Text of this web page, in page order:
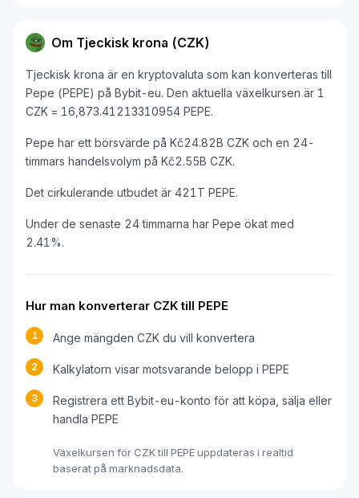
Om Tjeckisk krona (CZK)
Tjeckisk krona är en kryptovaluta som kan konverteras till
Pepe (PEPE) på Bybit-eu. Den aktuella växelkursen är 1
CZK = 16,873.41213310954 PEPE.
Pepe har ett börsvärde på Kč24.82B CZK och en 24-
timmars handelsvolym på Kč2.55B CZK.
Det cirkulerande utbudet är 421T PEPE.
Under de senaste 24 timmarna har Pepe ökat med
2.41%.
Hur man konverterar CZK till PEPE
1 Ange mängden CZK du vill konvertera
2 Kalkylatorn visar motsvarande belopp i PEPE
3
Registrera ett Bybit-eu-konto för att köpa, sälja eller
handla PEPE
Växelkursen för CZK till PEPE uppdateras i realtid
baserat på marknadsdata.